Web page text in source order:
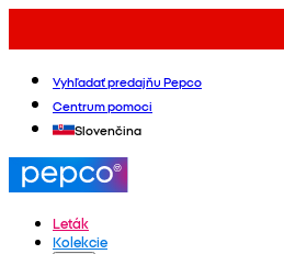
Vyhľadať predajňu Pepco
Centrum pomoci
Slovenčina
Leták
Kolekcie